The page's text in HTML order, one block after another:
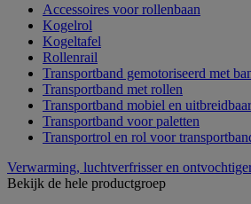
Accessoires voor rollenbaan
Kogelrol
Kogeltafel
Rollenrail
Transportband gemotoriseerd met
Transportband met rollen
Transportband mobiel en uitbreidbaar
Transportband voor paletten
Transportrol en rol voor
Verwarming, luchtverfrisser en
Bekijk de hele productgroep